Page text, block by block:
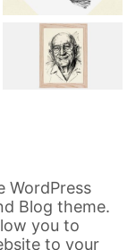
WordPress
Blog theme.
you to
to your